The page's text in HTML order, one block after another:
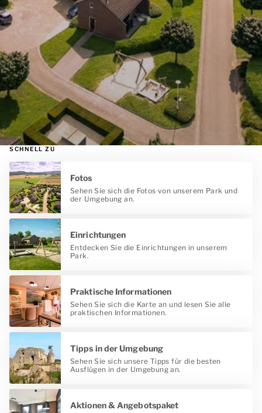
SCHNELL ZU
Fotos
Sehen Sie sich die Fotos von unserem Park und
der Umgebung an.
Einrichtungen
Entdecken Sie die Einrichtungen in unserem
Park.
Praktische Informationen
Sehen Sie sich die Karte an und lesen Sie alle
praktischen Informationen.
Tipps in der Umgebung
Sehen Sie sich unsere Tipps für die besten
Ausflügen in der Umgebung an.
Aktionen & Angebotspaket